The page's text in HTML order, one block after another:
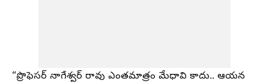
“ప్రొఫెసర్ నాగేశ్వర్ రావు ఎంతమాత్రం మేధావి కాదు.. ఆయన